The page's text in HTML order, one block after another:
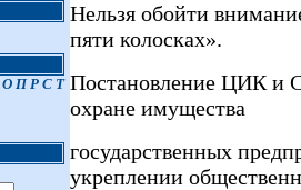
О П Р С Т
Нельзя обойти
пяти колосках».
Постановление ЦИК и
охране имущества
государственных
укреплении